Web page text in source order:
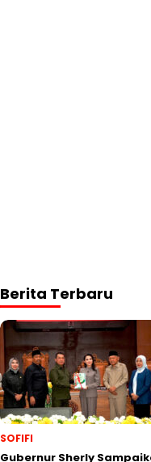
Berita Terbaru
SOFIFI
Gubernur Sherly